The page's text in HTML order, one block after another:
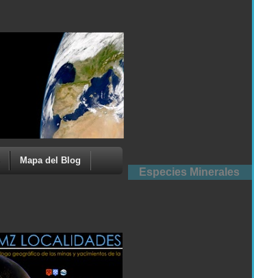
Mapa del Blog
Especies Minerales